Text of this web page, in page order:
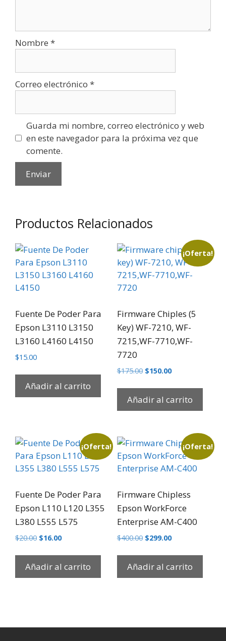
Nombre *
Correo electrónico *
Guarda mi nombre, correo electrónico y web
en este navegador para la próxima vez que
comente.
Productos Relacionados
Fuente De Poder Para
Epson L3110 L3150
L3160 L4160 L4150
$15.00
Añadir al carrito
¡Oferta!
Firmware Chiples (5
Key) WF-7210, WF-
7215,WF-7710,WF-
7720
$175.00 $150.00
Añadir al carrito
¡Oferta!
Fuente De Poder Para
Epson L110 L120 L355
L380 L555 L575
$20.00 $16.00
Añadir al carrito
¡Oferta!
Firmware Chipless
Epson WorkForce
Enterprise AM-C400
$400.00 $299.00
Añadir al carrito